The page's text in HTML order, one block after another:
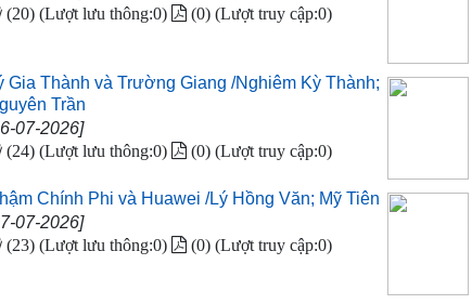
(20) (Lượt lưu thông:0) (0) (Lượt truy cập:0)
Gia Thành và Trường Giang /Nghiêm Kỳ Thành;
Trần
07-2026]
(24) (Lượt lưu thông:0) (0) (Lượt truy cập:0)
Chính Phi và Huawei /Lý Hồng Văn; Mỹ Tiên
07-2026]
(23) (Lượt lưu thông:0) (0) (Lượt truy cập:0)